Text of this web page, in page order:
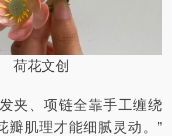
荷花文创
夹、项链全靠手工缠绕
瓣肌理才能细腻灵动。”